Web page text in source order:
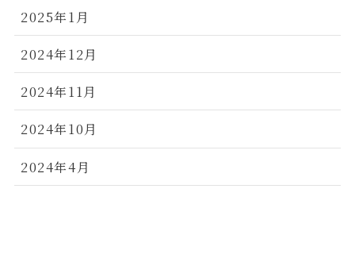
2025年1月
2024年12月
2024年11月
2024年10月
2024年4月